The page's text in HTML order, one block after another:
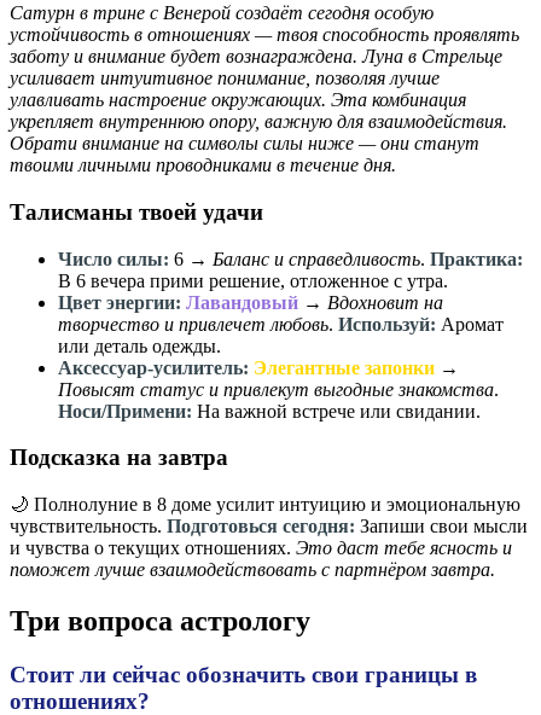
Сатурн в трине с Венерой создаёт сегодня особую
устойчивость в отношениях — твоя способность проявлять
заботу и внимание будет вознаграждена. Луна в Стрельце
усиливает интуитивное понимание, позволяя лучше
улавливать настроение окружающих. Эта комбинация
укрепляет внутреннюю опору, важную для взаимодействия.
Обрати внимание на символы силы ниже — они станут
твоими личными проводниками в течение дня.
Талисманы твоей удачи
Число силы: 6 → Баланс и справедливость. Практика:
В 6 вечера прими решение, отложенное с утра.
Цвет энергии: Лавандовый → Вдохновит на
творчество и привлечет любовь. Используй: Аромат
или деталь одежды.
Аксессуар-усилитель: Элегантные запонки →
Повысят статус и привлекут выгодные знакомства.
Носи/Примени: На важной встрече или свидании.
Подсказка на завтра
🌙 Полнолуние в 8 доме усилит интуицию и эмоциональную
чувствительность. Подготовься сегодня: Запиши свои мысли
и чувства о текущих отношениях. Это даст тебе ясность и
поможет лучше взаимодействовать с партнёром завтра.
Три вопроса астрологу
Стоит ли сейчас обозначить свои границы в
отношениях?